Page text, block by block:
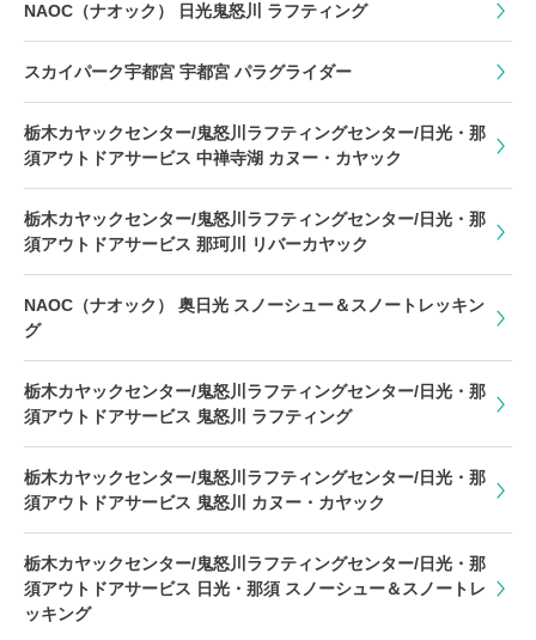
NAOC（ナオック） 日光鬼怒川 ラフティング
スカイパーク宇都宮 宇都宮 パラグライダー
栃木カヤックセンター/鬼怒川ラフティングセンター/日光・那
須アウトドアサービス 中禅寺湖 カヌー・カヤック
栃木カヤックセンター/鬼怒川ラフティングセンター/日光・那
須アウトドアサービス 那珂川 リバーカヤック
NAOC（ナオック） 奥日光 スノーシュー＆スノートレッキン
グ
栃木カヤックセンター/鬼怒川ラフティングセンター/日光・那
須アウトドアサービス 鬼怒川 ラフティング
栃木カヤックセンター/鬼怒川ラフティングセンター/日光・那
須アウトドアサービス 鬼怒川 カヌー・カヤック
栃木カヤックセンター/鬼怒川ラフティングセンター/日光・那
須アウトドアサービス 日光・那須 スノーシュー＆スノートレ
ッキング